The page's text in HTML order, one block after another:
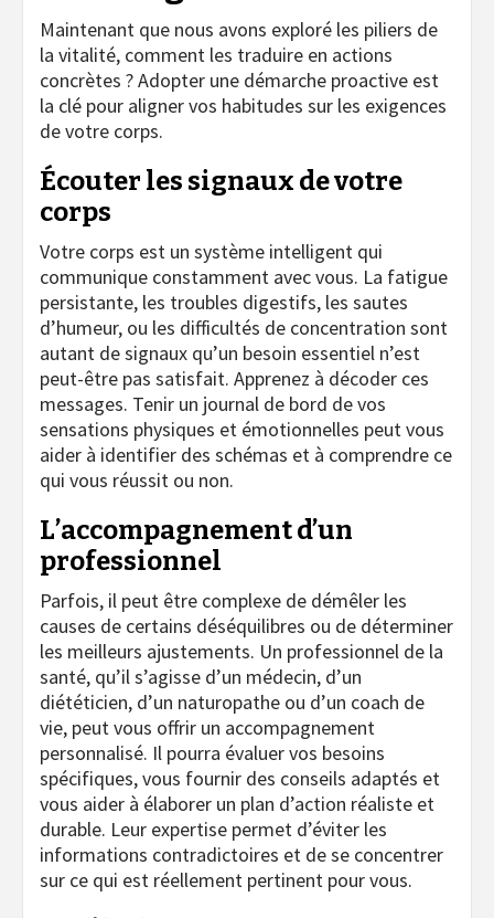
Maintenant que nous avons exploré les piliers de
la vitalité, comment les traduire en actions
concrètes ? Adopter une démarche proactive est
la clé pour aligner vos habitudes sur les exigences
de votre corps.
Écouter les signaux de votre
corps
Votre corps est un système intelligent qui
communique constamment avec vous. La fatigue
persistante, les troubles digestifs, les sautes
d’humeur, ou les difficultés de concentration sont
autant de signaux qu’un besoin essentiel n’est
peut-être pas satisfait. Apprenez à décoder ces
messages. Tenir un journal de bord de vos
sensations physiques et émotionnelles peut vous
aider à identifier des schémas et à comprendre ce
qui vous réussit ou non.
L’accompagnement d’un
professionnel
Parfois, il peut être complexe de démêler les
causes de certains déséquilibres ou de déterminer
les meilleurs ajustements. Un professionnel de la
santé, qu’il s’agisse d’un médecin, d’un
diététicien, d’un naturopathe ou d’un coach de
vie, peut vous offrir un accompagnement
personnalisé. Il pourra évaluer vos besoins
spécifiques, vous fournir des conseils adaptés et
vous aider à élaborer un plan d’action réaliste et
durable. Leur expertise permet d’éviter les
informations contradictoires et de se concentrer
sur ce qui est réellement pertinent pour vous.